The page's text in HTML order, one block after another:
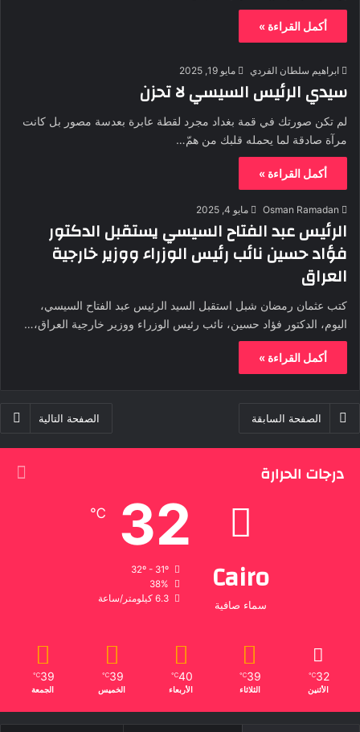
أكمل القراءة »
ابراهيم سلطان الفردي مايو 19, 2025
سيدي الرئيس السيسي لا تحزن
لم تكن صورتك في قمة بغداد مجرد لقطة عابرة بعدسة مصور بل كانت
مرآة صادقة لما يحمله قلبك من همّ…
أكمل القراءة »
Osman Ramadan مايو 4, 2025
الرئيس عبد الفتاح السيسي يستقبل الدكتور
فؤاد حسين نائب رئيس الوزراء ووزير خارجية
العراق
كتب عثمان رمضان شبل استقبل السيد الرئيس عبد الفتاح السيسي،
اليوم، الدكتور فؤاد حسين، نائب رئيس الوزراء ووزير خارجية العراق،…
أكمل القراءة »
الصفحة السابقة الصفحة التالية
درجات الحرارة
Cairo
سماء صافية
32
℃
32º - 31º
38%
6.3 كيلومتر/ساعة
32
℃
الأثنين
39
℃
الثلاثاء
40
℃
الأربعاء
39
℃
الخميس
39
℃
الجمعة